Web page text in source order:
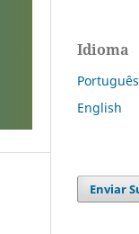
Idioma
English
Enviar